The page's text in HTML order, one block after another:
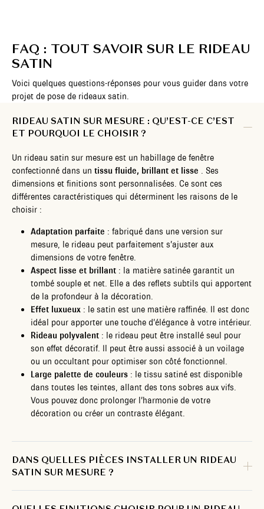
FAQ : TOUT SAVOIR SUR LE RIDEAU
SATIN
Voici quelques questions-réponses pour vous guider dans votre
projet de pose de rideaux satin.
RIDEAU SATIN SUR MESURE : QU’EST-CE C’EST
ET POURQUOI LE CHOISIR ?
Un rideau satin sur mesure est un habillage de fenêtre
confectionné dans un tissu fluide, brillant et lisse . Ses
dimensions et finitions sont personnalisées. Ce sont ces
différentes caractéristiques qui déterminent les raisons de le
choisir :
Adaptation parfaite : fabriqué dans une version sur
mesure, le rideau peut parfaitement s’ajuster aux
dimensions de votre fenêtre.
Aspect lisse et brillant : la matière satinée garantit un
tombé souple et net. Elle a des reflets subtils qui apportent
de la profondeur à la décoration.
Effet luxueux : le satin est une matière raffinée. Il est donc
idéal pour apporter une touche d’élégance à votre intérieur.
Rideau polyvalent : le rideau peut être installé seul pour
son effet décoratif. Il peut être aussi associé à un voilage
ou un occultant pour optimiser son côté fonctionnel.
Large palette de couleurs : le tissu satiné est disponible
dans toutes les teintes, allant des tons sobres aux vifs.
Vous pouvez donc prolonger l’harmonie de votre
décoration ou créer un contraste élégant.
DANS QUELLES PIÈCES INSTALLER UN RIDEAU
SATIN SUR MESURE ?